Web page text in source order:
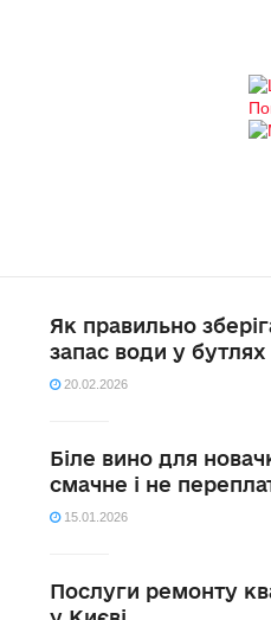
Як правильно
запас води у бутлях
20.02.2026
Біле вино для
смачне і не
15.01.2026
Послуги ремонту